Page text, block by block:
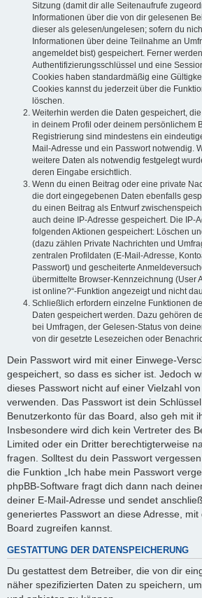
Sitzung (damit dir alle Seitenaufrufe
Informationen über die von dir gelesenen
dieser als gelesen/ungelesen; sofern du
Informationen über deine Teilnahme an
angemeldet bist) gespeichert. Ferner
Authentifizierungsschlüssel und eine
Cookies haben standardmäßig eine
Cookies kannst du jederzeit über die
löschen.
Weiterhin werden die Daten gespeichert,
in deinem Profil oder deinem persönlichem
Registrierung sind mindestens ein
Mail-Adresse und ein Passwort notwendig.
weitere Daten als notwendig festgelegt
deren Eingabe ersichtlich.
Wenn du einen Beitrag oder eine private
die dort eingegebenen Daten ebenfalls
du einen Beitrag als Entwurf
auch deine IP-Adresse gespeichert. Die IP-
folgenden Aktionen gespeichert: Löschen
(dazu zählen Private Nachrichten und
zentralen Profildaten (E-Mail-Adresse,
Passwort) und gescheiterte
übermittelte Browser-Kennzeichnung (User
ist online?“-Funktion angezeigt und nicht
Schließlich erfordern einzelne Funktionen
Daten gespeichert werden. Dazu gehören
bei Umfragen, der Gelesen-Status von
von dir gesetzte Lesezeichen oder
Dein Passwort wird mit einer Einwege-
gespeichert, so dass es sicher ist. Jedoch
dieses Passwort nicht auf einer Vielzahl
verwenden. Das Passwort ist dein
Benutzerkonto für das Board, also geh mit
Insbesondere wird dich kein Vertreter des
Limited oder ein Dritter berechtigterweise
fragen. Solltest du dein Passwort
die Funktion „Ich habe mein Passwort
phpBB-Software fragt dich dann nach
deiner E-Mail-Adresse und sendet
generiertes Passwort an diese Adresse,
Board zugreifen kannst.
GESTATTUNG DER DATENSPEICHERUNG
Du gestattest dem Betreiber, die von dir
näher spezifizierten Daten zu speichern,